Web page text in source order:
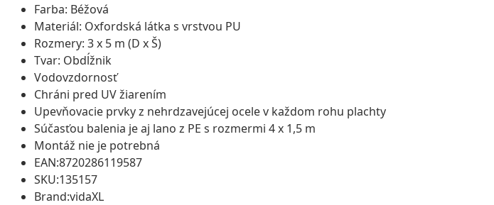
Farba: Béžová
Materiál: Oxfordská látka s vrstvou PU
Rozmery: 3 x 5 m (D x Š)
Tvar: Obdĺžnik
Vodovzdornosť
Chráni pred UV žiarením
Upevňovacie prvky z nehrdzavejúcej ocele v každom rohu plachty
Súčasťou balenia je aj lano z PE s rozmermi 4 x 1,5 m
Montáž nie je potrebná
EAN:8720286119587
SKU:135157
Brand:vidaXL